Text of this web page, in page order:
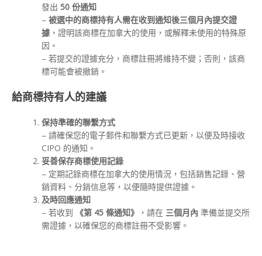
發出 50 份通知
– 被選中的商標持有人需在收到通知後三個月內提交證
據 ，證明該商標在加拿大的使用，或解釋未使用的特殊原
因。
– 若提交的證據充分，商標註冊將維持不變；否則，該商
標可能會被撤銷。
給商標持有人的建議
保持準確的聯繫方式
– 請確保您的電子郵件和聯繫方式已更新，以便及時接收
CIPO 的通知。
妥善保存商標使用記錄
– 定期記錄商標在加拿大的使用情況，包括銷售記錄、營
銷資料、分銷信息等，以便隨時提供證據。
及時回應通知
– 若收到
《第 45 條通知》 ，請在 三個月內 準備並提交所
需證據，以確保您的商標註冊不受影響。